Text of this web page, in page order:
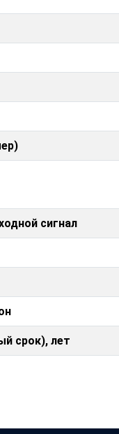
сигнал
срок), лет